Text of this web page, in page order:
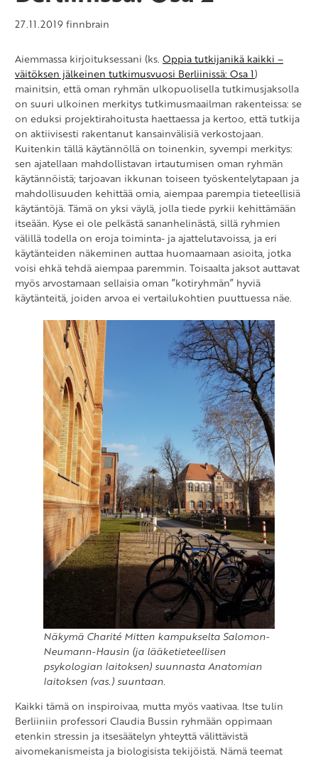
27.11.2019finnbrain
Aiemmassa kirjoituksessani (ks. Oppia tutkijanikä kaikki –
väitöksen jälkeinen tutkimusvuosi Berliinissä: Osa 1)
mainitsin, että oman ryhmän ulkopuolisella tutkimusjaksolla
on suuri ulkoinen merkitys tutkimusmaailman rakenteissa: se
on eduksi projektirahoitusta haettaessa ja kertoo, että tutkija
on aktiivisesti rakentanut kansainvälisiä verkostojaan.
Kuitenkin tällä käytännöllä on toinenkin, syvempi merkitys:
sen ajatellaan mahdollistavan irtautumisen oman ryhmän
käytännöistä; tarjoavan ikkunan toiseen työskentelytapaan ja
mahdollisuuden kehittää omia, aiempaa parempia tieteellisiä
käytäntöjä. Tämä on yksi väylä, jolla tiede pyrkii kehittämään
itseään. Kyse ei ole pelkästä sananhelinästä, sillä ryhmien
välillä todella on eroja toiminta- ja ajattelutavoissa, ja eri
käytänteiden näkeminen auttaa huomaamaan asioita, jotka
voisi ehkä tehdä aiempaa paremmin. Toisaalta jaksot auttavat
myös arvostamaan sellaisia oman ”kotiryhmän” hyviä
käytänteitä, joiden arvoa ei vertailukohtien puuttuessa näe.
Näkymä Charité Mitten kampukselta Salomon-
Neumann-Hausin (ja lääketieteellisen
psykologian laitoksen) suunnasta Anatomian
laitoksen (vas.) suuntaan.
Kaikki tämä on inspiroivaa, mutta myös vaativaa. Itse tulin
Berliiniin professori Claudia Bussin ryhmään oppimaan
etenkin stressin ja itsesäätelyn yhteyttä välittävistä
aivomekanismeista ja biologisista tekijöistä. Nämä teemat